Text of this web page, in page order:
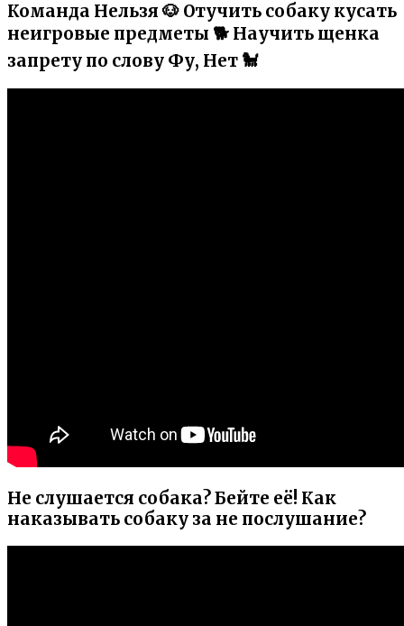
Команда Нельзя 🐶 Отучить собаку кусать
неигровые предметы 🐕 Научить щенка
запрету по слову Фу, Нет 🐩
Не слушается собака? Бейте её! Как
наказывать собаку за не послушание?